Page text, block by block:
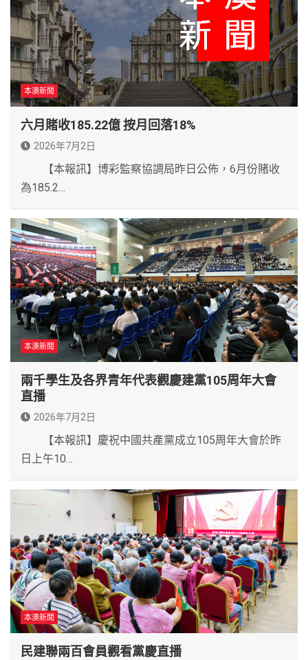
本澳新聞
六月賭收185.22億 按月回落18%
2026年7月2日
【本報訊】博彩監察協調局昨日公佈，6月份賭收
為185.2…
本澳新聞
兩千學生及各界青年代表觀慶建黨105周年大會
直播
2026年7月2日
【本報訊】慶祝中國共產黨成立105周年大會於昨
日上午10…
本澳新聞
民建聯兩百會員觀看黨慶直播